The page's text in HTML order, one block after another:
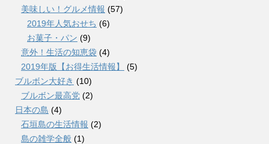
美味しい！グルメ情報 (57)
2019年人気おせち (6)
お菓子・パン (9)
意外！生活の知恵袋 (4)
2019年版【お得生活情報】
(5)
ブルボン大好き (10)
ブルボン最高党 (2)
日本の島 (4)
石垣島の生活情報 (2)
島の雑学全般 (1)